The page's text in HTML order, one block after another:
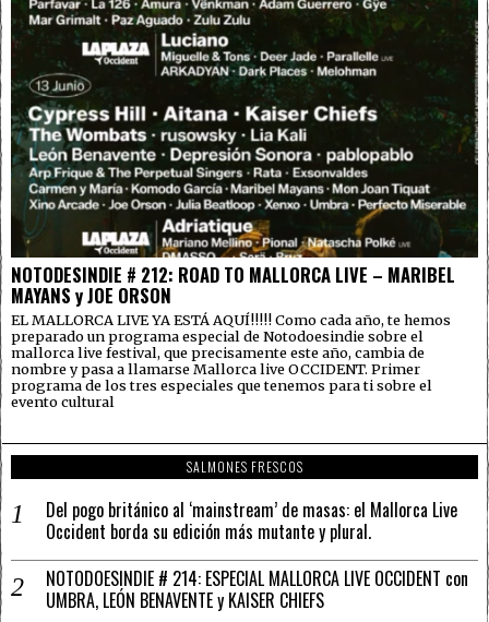
NOTODESINDIE # 212: ROAD TO MALLORCA LIVE – MARIBEL
MAYANS y JOE ORSON
EL MALLORCA LIVE YA ESTÁ AQUÍ!!!!! Como cada año, te hemos
preparado un programa especial de Notodoesindie sobre el
mallorca live festival, que precisamente este año, cambia de
nombre y pasa a llamarse Mallorca live OCCIDENT. Primer
programa de los tres especiales que tenemos para ti sobre el
evento cultural
SALMONES FRESCOS
Del pogo británico al ‘mainstream’ de masas: el Mallorca Live
Occident borda su edición más mutante y plural.
NOTODOESINDIE # 214: ESPECIAL MALLORCA LIVE OCCIDENT con
UMBRA, LEÓN BENAVENTE y KAISER CHIEFS